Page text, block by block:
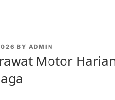
BY ADMIN
Motor